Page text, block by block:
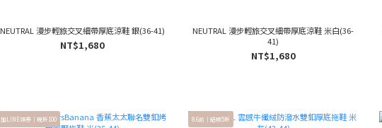
NEUTRAL 漫步輕旅交叉細帶厚底涼鞋 銀(36-41)
NT$1,680
NEUTRAL 漫步輕旅交叉細帶厚底涼鞋 米白(36-
41)
NT$1,680
加LINE領券｜現折100 8.6前｜結帳5折